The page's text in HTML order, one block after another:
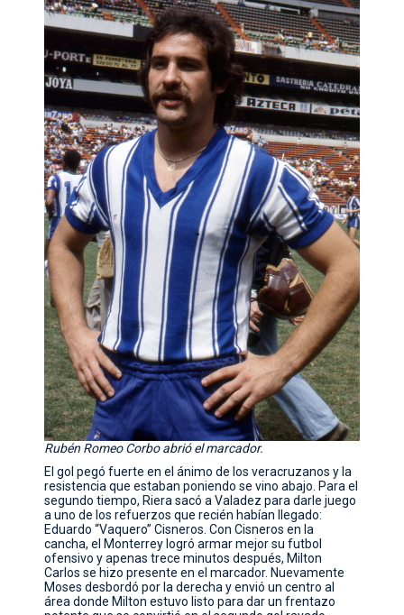
Rubén Romeo Corbo abrió el marcador.
El gol pegó fuerte en el ánimo de los veracruzanos y la
resistencia que estaban poniendo se vino abajo. Para el
segundo tiempo, Riera sacó a Valadez para darle juego
a uno de los refuerzos que recién habían llegado:
Eduardo “Vaquero” Cisneros. Con Cisneros en la
cancha, el Monterrey logró armar mejor su futbol
ofensivo y apenas trece minutos después, Milton
Carlos se hizo presente en el marcador. Nuevamente
Moses desbordó por la derecha y envió un centro al
área donde Milton estuvo listo para dar un frentazo